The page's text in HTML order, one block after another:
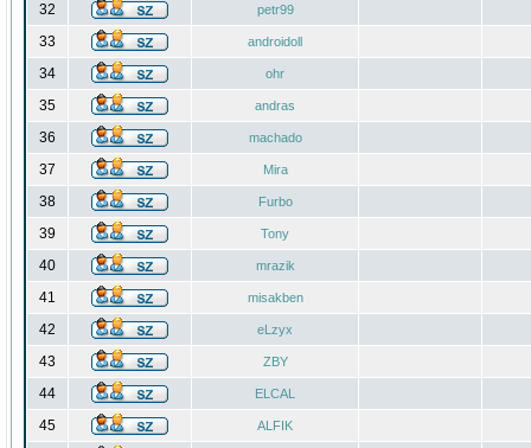
32 petr99
33 androidoll
34 ohr
35 andras
36 machado
37 Mira
38 Furbo
39 Tony
40 mrazik
41 misakben
42 eLzyx
43 ZBY
44 ELCAL
45 ALFIK